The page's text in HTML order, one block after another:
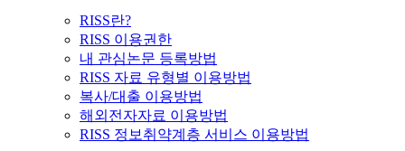
RISS란?
RISS 이용권한
내 관심논문 등록방법
RISS 자료 유형별 이용방법
복사/대출 이용방법
해외전자자료 이용방법
RISS 정보취약계층 서비스 이용방법